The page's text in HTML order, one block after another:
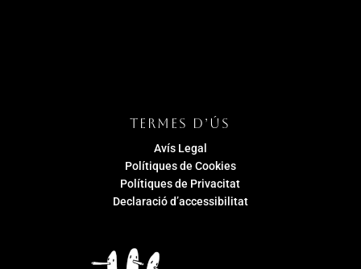
TERMES D’ÚS
Avís Legal
Polítiques de Cookies
Polítiques de Privacitat
Declaració d’accessibilitat